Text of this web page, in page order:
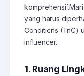
yang harus
Conditions (TnC)
influencer.
1. Ruang